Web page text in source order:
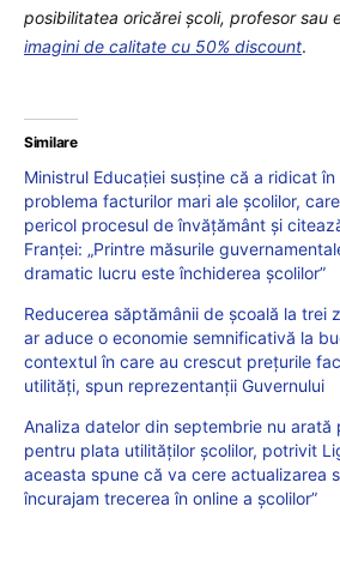
posibilitatea oricărei școli, profesor sau
imagini de calitate cu 50% discount.
Similare
Ministrul Educației susține că a ridicat în
problema facturilor mari ale școlilor,
pericol procesul de învățământ și
Franței: „Printre măsurile
dramatic lucru este închiderea școlilor”
Reducerea săptămânii de școală la trei
ar aduce o economie semnificativă la
contextul în care au crescut prețurile
utilități, spun reprezentanții Guvernului
Analiza datelor din septembrie nu arată
pentru plata utilităților școlilor, potrivit
aceasta spune că va cere actualizarea
încurajam trecerea în online a școlilor”